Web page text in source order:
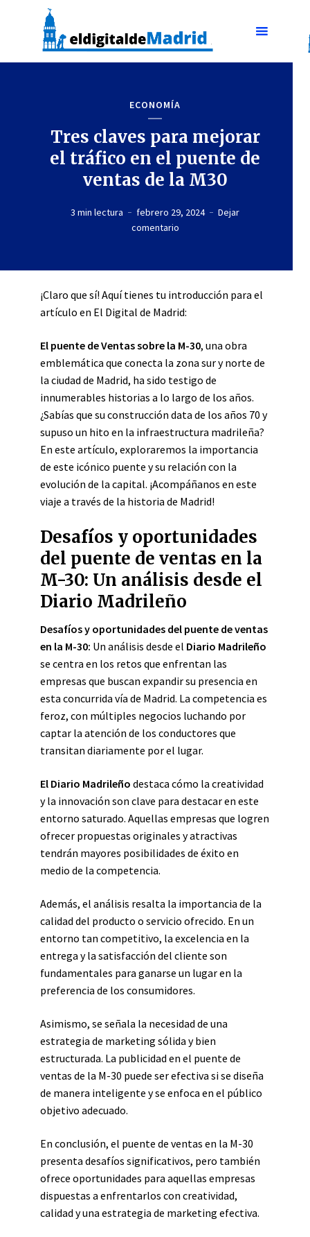
ECONOMÍA
Tres claves para mejorar
el tráfico en el puente de
ventas de la M30
3 min lectura febrero 29, 2024
Dejar
comentario
¡Claro que sí! Aquí tienes tu introducción para el
artículo en El Digital de Madrid:
El puente de Ventas sobre la M-30, una obra
emblemática que conecta la zona sur y norte de
la ciudad de Madrid, ha sido testigo de
innumerables historias a lo largo de los años.
¿Sabías que su construcción data de los años 70 y
supuso un hito en la infraestructura madrileña?
En este artículo, exploraremos la importancia
de este icónico puente y su relación con la
evolución de la capital. ¡Acompáñanos en este
viaje a través de la historia de Madrid!
Desafíos y oportunidades
del puente de ventas en la
M-30: Un análisis desde el
Diario Madrileño
Desafíos y oportunidades del puente de ventas
en la M-30: Un análisis desde el Diario Madrileño
se centra en los retos que enfrentan las
empresas que buscan expandir su presencia en
esta concurrida vía de Madrid. La competencia es
feroz, con múltiples negocios luchando por
captar la atención de los conductores que
transitan diariamente por el lugar.
El Diario Madrileño destaca cómo la creatividad
y la innovación son clave para destacar en este
entorno saturado. Aquellas empresas que logren
ofrecer propuestas originales y atractivas
tendrán mayores posibilidades de éxito en
medio de la competencia.
Además, el análisis resalta la importancia de la
calidad del producto o servicio ofrecido. En un
entorno tan competitivo, la excelencia en la
entrega y la satisfacción del cliente son
fundamentales para ganarse un lugar en la
preferencia de los consumidores.
Asimismo, se señala la necesidad de una
estrategia de marketing sólida y bien
estructurada. La publicidad en el puente de
ventas de la M-30 puede ser efectiva si se diseña
de manera inteligente y se enfoca en el público
objetivo adecuado.
En conclusión, el puente de ventas en la M-30
presenta desafíos significativos, pero también
ofrece oportunidades para aquellas empresas
dispuestas a enfrentarlos con creatividad,
calidad y una estrategia de marketing efectiva.